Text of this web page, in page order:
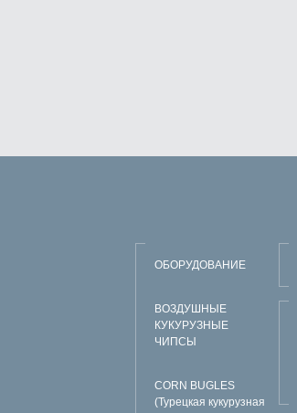
ОБОРУДОВАНИЕ
ВОЗДУШНЫЕ
КУКУРУЗНЫЕ
ЧИПСЫ
CORN BUGLES
(Турецкая кукурузная